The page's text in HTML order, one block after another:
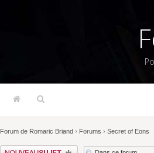
Forum de Romaric Briand › Forums › Secret of Eons
Écrire un nouveau sujet